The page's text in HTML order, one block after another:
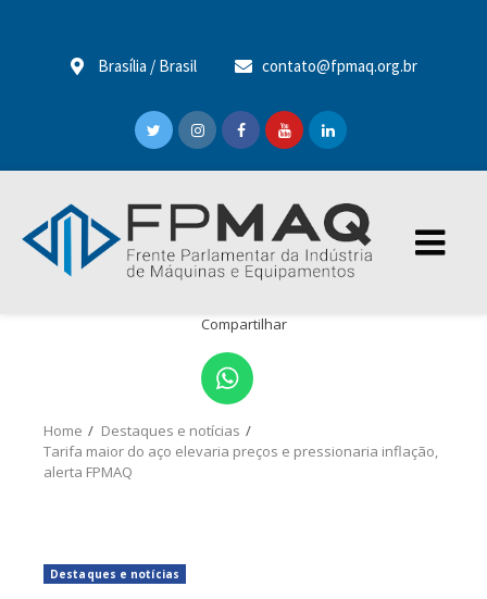
Brasília / Brasil contato@fpmaq.org.br
Compartilhar
Home
Destaques e notícias
Tarifa maior do aço elevaria preços e pressionaria inflação,
alerta FPMAQ
Destaques e notícias